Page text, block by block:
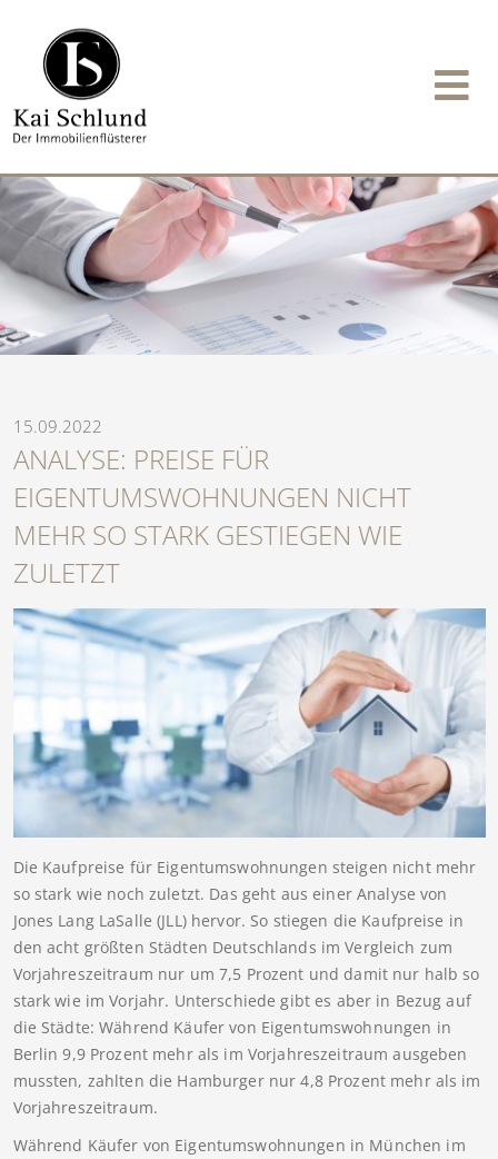
15.09.2022
ANALYSE: PREISE FÜR
EIGENTUMSWOHNUNGEN NICHT
MEHR SO STARK GESTIEGEN WIE
ZULETZT
Die Kaufpreise für Eigentumswohnungen steigen nicht mehr
so stark wie noch zuletzt. Das geht aus einer Analyse von
Jones Lang LaSalle (JLL) hervor. So stiegen die Kaufpreise in
den acht größten Städten Deutschlands im Vergleich zum
Vorjahreszeitraum nur um 7,5 Prozent und damit nur halb so
stark wie im Vorjahr. Unterschiede gibt es aber in Bezug auf
die Städte: Während Käufer von Eigentumswohnungen in
Berlin 9,9 Prozent mehr als im Vorjahreszeitraum ausgeben
mussten, zahlten die Hamburger nur 4,8 Prozent mehr als im
Vorjahreszeitraum.
Während Käufer von Eigentumswohnungen in München im